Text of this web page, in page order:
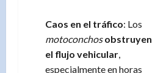
Caos en el tráfico: Los
motoconchos obstruyen
el flujo vehicular
especialmente en horas